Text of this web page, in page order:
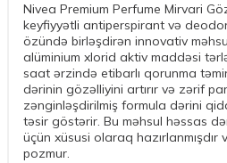
Nivea Premium Perfume Mirvari
keyfiyyətli antiperspirant və
özündə birləşdirən innovativ
alüminium xlorid aktiv maddəsi
saat ərzində etibarlı qorunma
dərinin gözəlliyini artırır və zərif
zənginləşdirilmiş formula dərini
təsir göstərir. Bu məhsul həssas
üçün xüsusi olaraq hazırlanmışdır
pozmur.